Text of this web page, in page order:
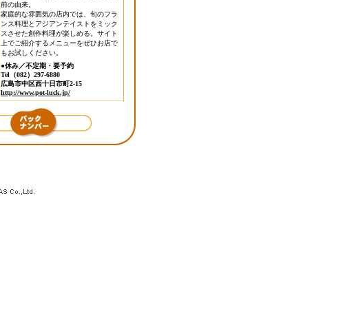
前の由来。
家庭的な雰囲気の店内では、旬のフラ
ンス料理とアジアンテイストをミック
スさせた創作料理が楽しめる。サイト
上でご紹介するメニューをぜひお店で
もお試しください。
●休み／不定期・要予約
Tel（082）297-6880
広島市中区西十日市町2-15
http://www.pot-luck.jp/